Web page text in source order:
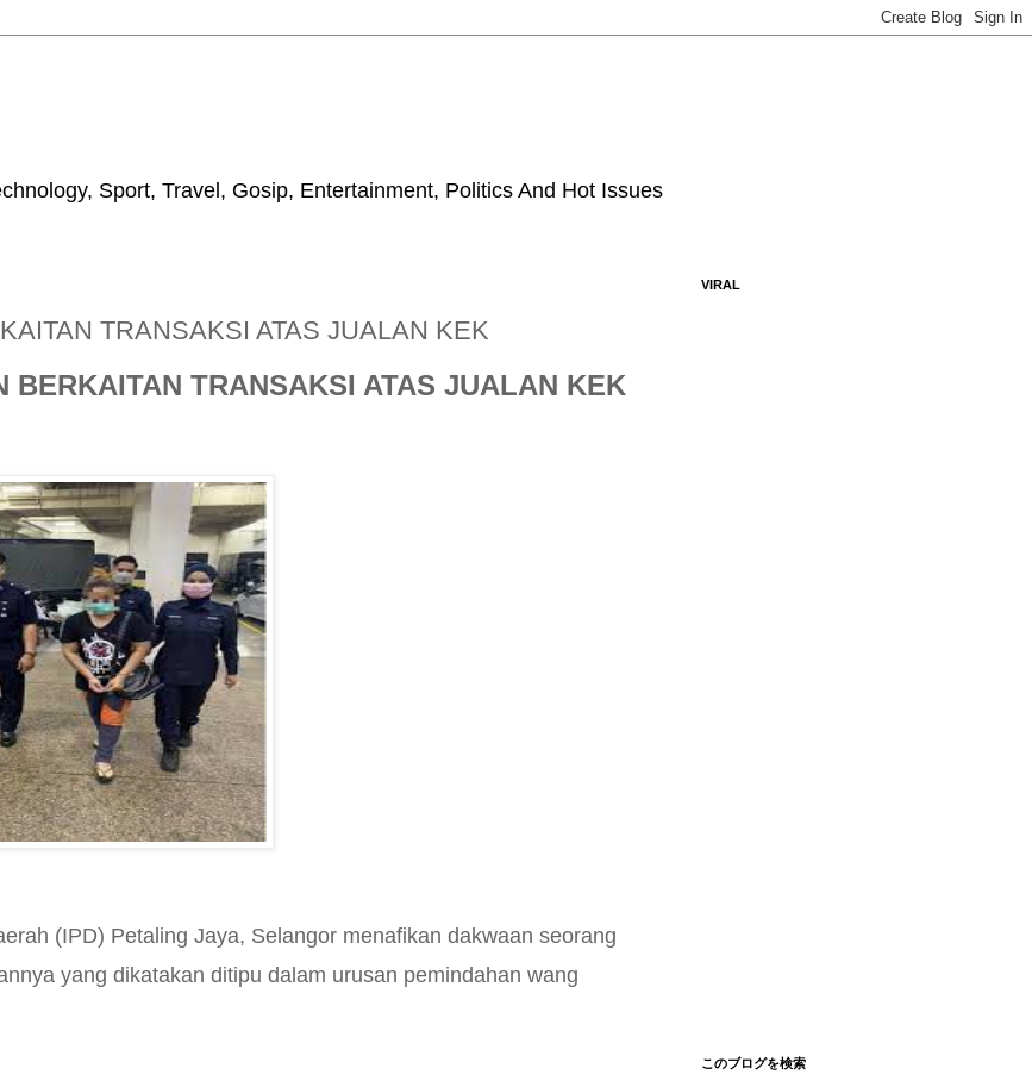
Sport, Travel, Gosip, Entertainment, Politics And Hot Issues
TRANSAKSI ATAS JUALAN KEK
BERKAITAN TRANSAKSI ATAS JUALAN KEK
(IPD) Petaling Jaya, Selangor menafikan dakwaan seorang
yang dikatakan ditipu dalam urusan pemindahan wang
VIRAL
このブログを検索